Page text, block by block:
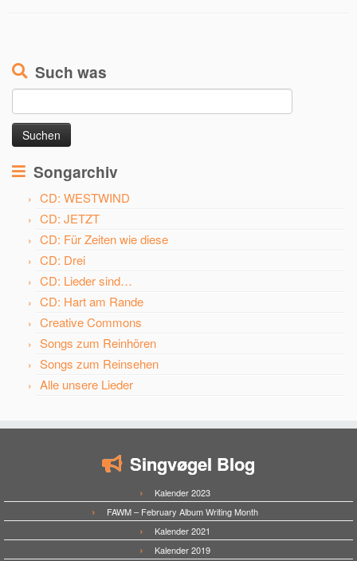
Such was
nach:
Songarchiv
CD: WESTWIND
CD: JETZT
CD: Für Zeiten wie diese
CD: Drei
CD: Lieder sind…
CD: Hart am Rande
Creative Commons
Songs zum Reinhören
Songs zum Reinsehen
Alle unsere Lieder
Singvøgel Blog
Kalender 2023
FAWM – February Album Writing Month
Kalender 2021
Kalender 2019